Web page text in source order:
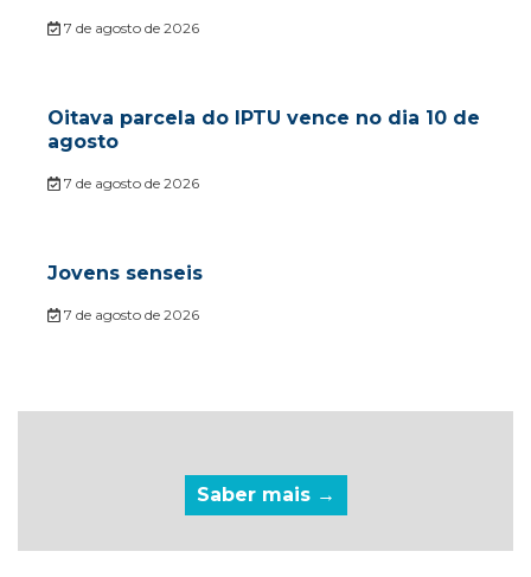
7 de agosto de 2026
Oitava parcela do IPTU vence no dia 10 de
agosto
7 de agosto de 2026
Jovens senseis
7 de agosto de 2026
Saber mais →